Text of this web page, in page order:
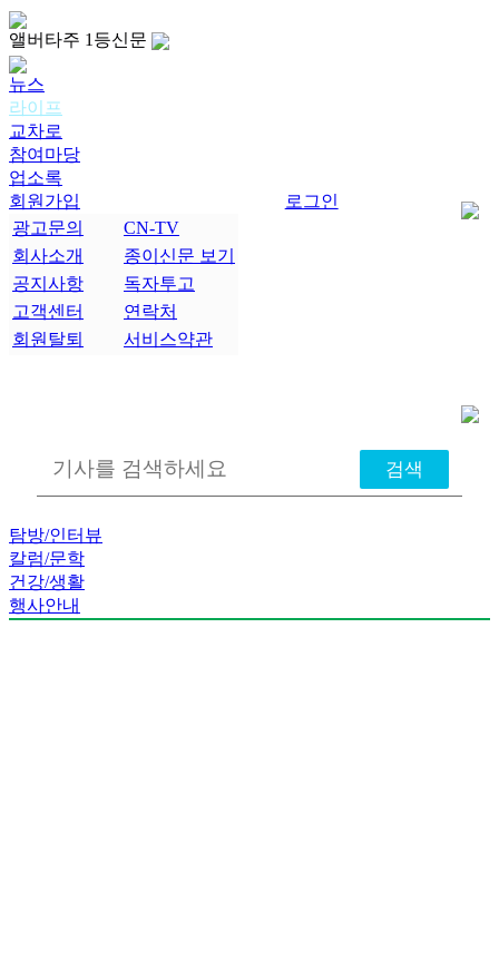
앨버타주 1등신문
뉴스
라이프
교차로
참여마당
업소록
회원가입
로그인
광고문의
CN-TV
회사소개
종이신문 보기
공지사항
독자투고
고객센터
연락처
회원탈퇴
서비스약관
탐방/인터뷰
칼럼/문학
건강/생활
행사안내